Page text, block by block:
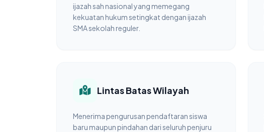
ijazah sah nasional yang memegang
kekuatan hukum setingkat dengan ijazah
SMA sekolah reguler.
Lintas Batas Wilayah
Menerima pengurusan pendaftaran siswa
baru maupun pindahan dari seluruh penjuru